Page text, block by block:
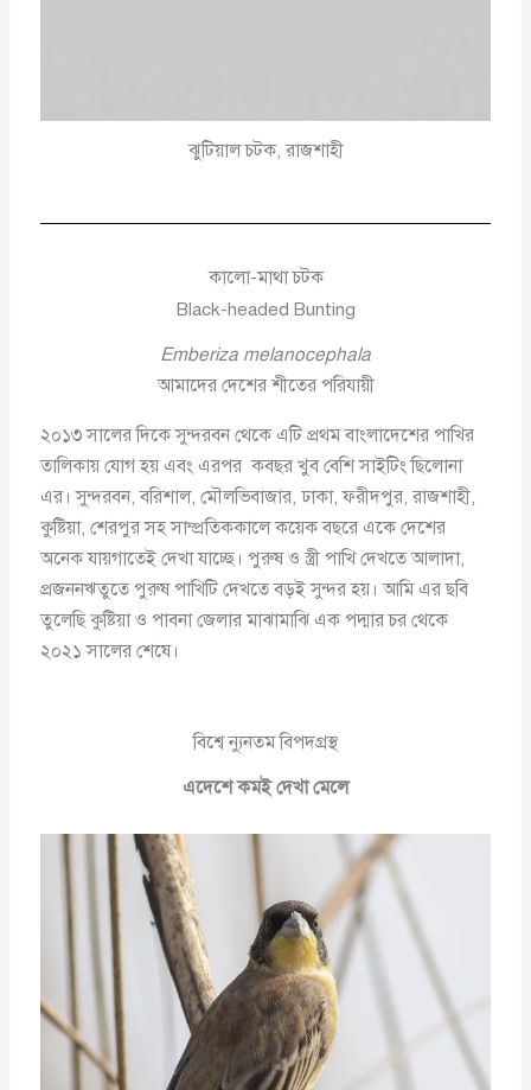
ঝুটিয়াল চটক, রাজশাহী
কালো-মাথা চটক
Black-headed Bunting
Emberiza melanocephala
আমাদের দেশের শীতের পরিযায়ী
২০১৩ সালের দিকে সুন্দরবন থেকে এটি প্রথম বাংলাদেশের পাখির
তালিকায় যোগ হয় এবং এরপর কবছর খুব বেশি সাইটিং ছিলোনা
এর। সুন্দরবন, বরিশাল, মৌলভিবাজার, ঢাকা, ফরীদপুর, রাজশাহী,
কুষ্টিয়া, শেরপুর সহ সাম্প্রতিককালে কয়েক বছরে একে দেশের
অনেক যায়গাতেই দেখা যাচ্ছে। পুরুষ ও স্ত্রী পাখি দেখতে আলাদা,
প্রজননঋতুতে পুরুষ পাখিটি দেখতে বড়ই সুন্দর হয়। আমি এর ছবি
তুলেছি কুষ্টিয়া ও পাবনা জেলার মাঝামাঝি এক পদ্মার চর থেকে
২০২১ সালের শেষে।
বিশ্বে ন্যুনতম বিপদগ্রস্থ
এদেশে কমই দেখা মেলে